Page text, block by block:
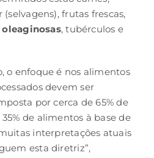
frutas frescas,
oleaginosas, tubérculos e
o enfoque é nos alimentos
devem ser
por cerca de 65% de
de alimentos à base de
interpretações atuais
esta diretriz”,